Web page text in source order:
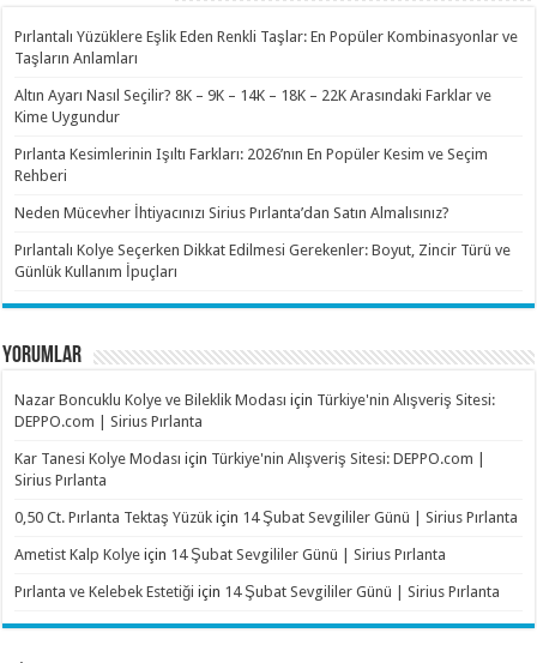
Pırlantalı Yüzüklere Eşlik Eden Renkli Taşlar: En Popüler Kombinasyonlar ve
Taşların Anlamları
Altın Ayarı Nasıl Seçilir? 8K – 9K – 14K – 18K – 22K Arasındaki Farklar ve
Kime Uygundur
Pırlanta Kesimlerinin Işıltı Farkları: 2026’nın En Popüler Kesim ve Seçim
Rehberi
Neden Mücevher İhtiyacınızı Sirius Pırlanta’dan Satın Almalısınız?
Pırlantalı Kolye Seçerken Dikkat Edilmesi Gerekenler: Boyut, Zincir Türü ve
Günlük Kullanım İpuçları
YORUMLAR
Nazar Boncuklu Kolye ve Bileklik Modası için Türkiye'nin Alışveriş Sitesi:
DEPPO.com | Sirius Pırlanta
Kar Tanesi Kolye Modası için Türkiye'nin Alışveriş Sitesi: DEPPO.com |
Sirius Pırlanta
0,50 Ct. Pırlanta Tektaş Yüzük için 14 Şubat Sevgililer Günü | Sirius Pırlanta
Ametist Kalp Kolye için 14 Şubat Sevgililer Günü | Sirius Pırlanta
Pırlanta ve Kelebek Estetiği için 14 Şubat Sevgililer Günü | Sirius Pırlanta